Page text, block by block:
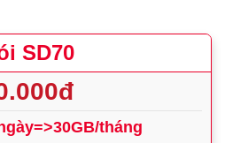
SD70
tháng